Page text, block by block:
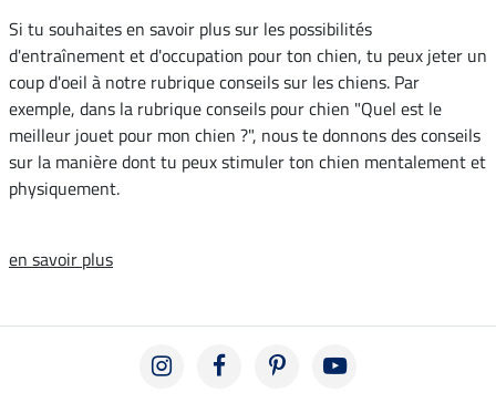
Si tu souhaites en savoir plus sur les possibilités
d'entraînement et d'occupation pour ton chien, tu peux jeter un
coup d'oeil à notre rubrique conseils sur les chiens. Par
exemple, dans la rubrique conseils pour chien "Quel est le
meilleur jouet pour mon chien ?", nous te donnons des conseils
sur la manière dont tu peux stimuler ton chien mentalement et
physiquement.
en savoir plus